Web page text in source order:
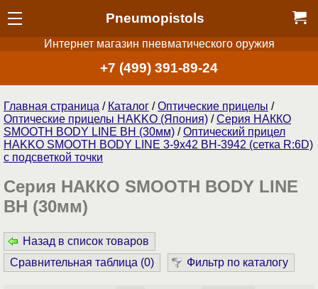
Pneumopistols
Интернет магазин пневматического оружия
+7 (499) 391-89-24
Главная страница / Каталог /Оптические прицелы /
Оптические прицелы HAKKO (Япония) /Серия НАККО
SMOOTH BODY LINE BH (30мм) /Оптический прицел
HAKKO SMOOTH BODY LINE 3-9x42 BH-3942 (сетка R:6D)
с подсветкой точки
Серия НАККО SMOOTH BODY LINE
BH (30мм)
Назад в список товаров
Сравнительная таблица (0) Фильтр по каталогу